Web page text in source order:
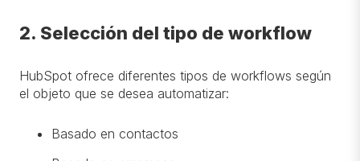
2. Selección del tipo de workflow
HubSpot ofrece diferentes tipos de workflows según
el objeto que se desea automatizar:
Basado en contactos